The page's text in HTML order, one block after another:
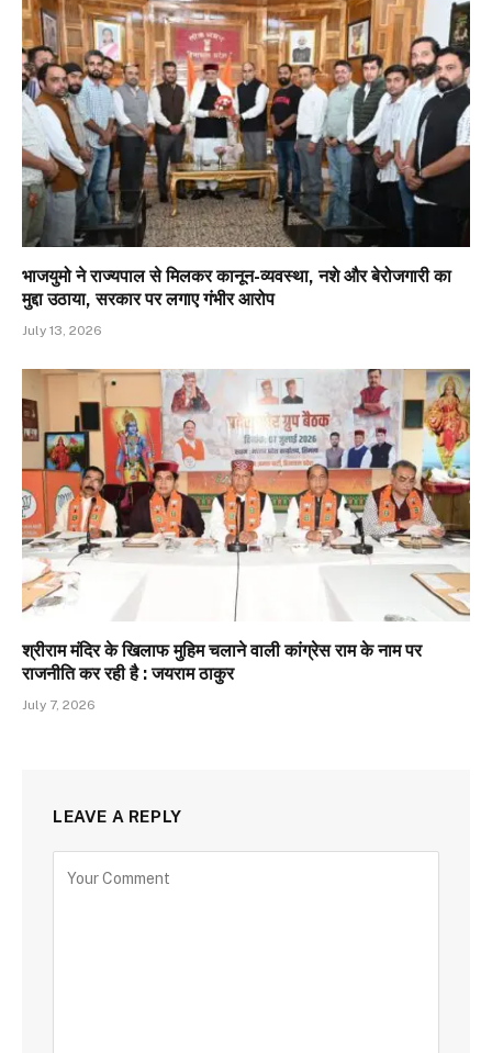
भाजयुमो ने राज्यपाल से मिलकर कानून-व्यवस्था, नशे और बेरोजगारी का
मुद्दा उठाया, सरकार पर लगाए गंभीर आरोप
July 13, 2026
श्रीराम मंदिर के खिलाफ मुहिम चलाने वाली कांग्रेस राम के नाम पर
राजनीति कर रही है : जयराम ठाकुर
July 7, 2026
LEAVE A REPLY